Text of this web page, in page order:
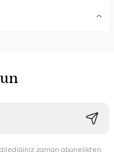
dilediğiniz zaman abonelikten